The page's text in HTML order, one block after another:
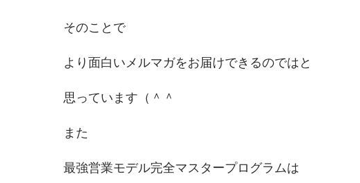
そのことで
より面白いメルマガをお届けできるのではと
思っています（＾＾
また
最強営業モデル完全マスタープログラムは